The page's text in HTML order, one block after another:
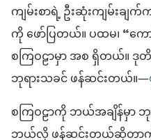
ကျမ်းစာရဲ့ ဦးဆုံးကျမ်းချ
ကို ဖော်ပြတယ်။ ပထမ၊ “ကေ
စကြဝဠာမှာ အစ ရှိတယ်။ ဒု
ဘုရားသခင် ဖန်ဆင်းတယ်။—
စကြဝဠာကို ဘယ်အချိန်မှာ ဘု